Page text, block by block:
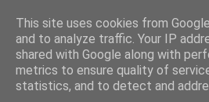
This site uses cookies from
and to analyze traffic. Your IP
shared with Google along with
metrics to ensure quality of
statistics, and to detect and